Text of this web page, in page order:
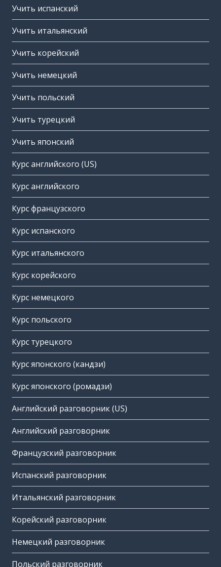
Учить испанский
Учить итальянский
Учить корейский
Учить немецкий
Учить польский
Учить турецкий
Учить японский
Курс английского (US)
Курс английского
Курс французского
Курс испанского
Курс итальянского
Курс корейского
Курс немецкого
Курс польского
Курс турецкого
Курс японского (кандзи)
Курс японского (ромадзи)
Английский разговорник (US)
Английский разговорник
Французский разговорник
Испанский разговорник
Итальянский разговорник
Корейский разговорник
Немецкий разговорник
Польский разговорник